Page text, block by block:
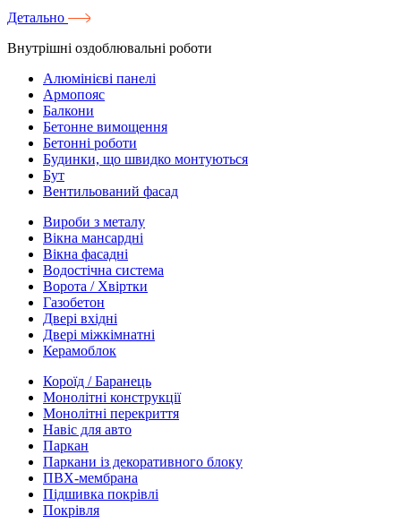
Детально
Внутрішні оздоблювальні роботи
Алюмінієві панелі
Армопояс
Балкони
Бетонне вимощення
Бетонні роботи
Будинки, що швидко монтуються
Бут
Вентильований фасад
Вироби з металу
Вікна мансардні
Вікна фасадні
Водостічна система
Ворота / Хвіртки
Газобетон
Двері вхідні
Двері міжкімнатні
Керамоблок
Короїд / Баранець
Монолітні конструкції
Монолітні перекриття
Навіс для авто
Паркан
Паркани із декоративного блоку
ПВХ-мембрана
Підшивка покрівлі
Покрівля